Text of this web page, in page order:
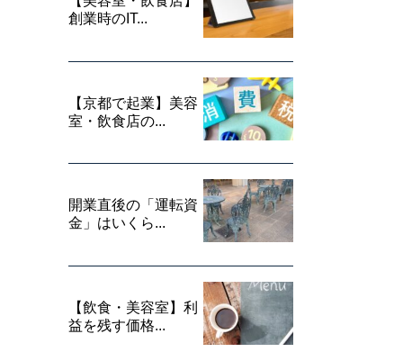
創業時のIT...
【京都で起業】美容
室・飲食店の...
開業直後の「運転資
金」はいくら...
【飲食・美容室】利
益を残す価格...